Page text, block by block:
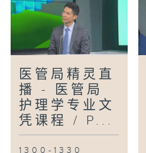
医管局精灵直
播 - 医管局
护理学专业文
凭课程 / P...
1300-1330